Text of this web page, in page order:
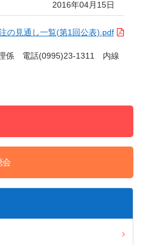
2016年04月15日
の見通し一覧(第1回公表).pdf
係 電話(0995)23-1311 内線
会